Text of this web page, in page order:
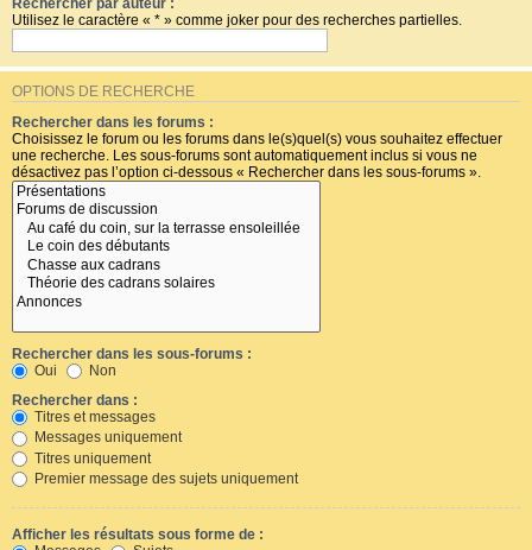
Rechercher par auteur :
Utilisez le caractère « * » comme joker pour des recherches partielles.
OPTIONS DE RECHERCHE
Rechercher dans les forums :
Choisissez le forum ou les forums dans le(s)quel(s) vous souhaitez effectuer
une recherche. Les sous-forums sont automatiquement inclus si vous ne
désactivez pas l’option ci-dessous « Rechercher dans les sous-forums ».
Rechercher dans les sous-forums :
Oui
Non
Rechercher dans :
Titres et messages
Messages uniquement
Titres uniquement
Premier message des sujets uniquement
Afficher les résultats sous forme de :